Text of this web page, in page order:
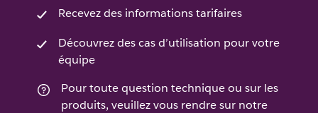
Recevez des informations tarifaires
Découvrez des cas d’utilisation pour votre
équipe
Pour toute question technique ou sur les
produits, veuillez vous rendre sur notre